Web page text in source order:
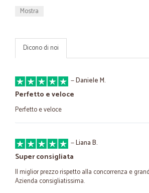
Mostra
Dicono di noi
—Daniele M.
Perfetto e veloce
Perfetto e veloce
—Liana B.
Super consigliata
Il miglior prezzo rispetto alla concorrenza e
Azienda consigliatissima.